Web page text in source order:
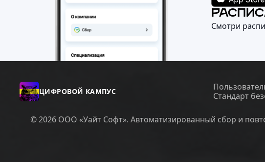
Смотри
ЦИФРОВОЙ КАМПУС
Стандарт
© 2026 ООО «Уайт Софт». Автоматизированный сбор и